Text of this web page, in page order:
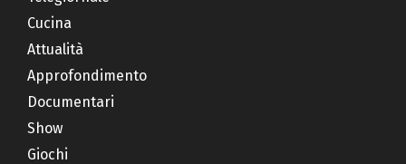
Cucina
Attualità
Approfondimento
Documentari
Show
Giochi